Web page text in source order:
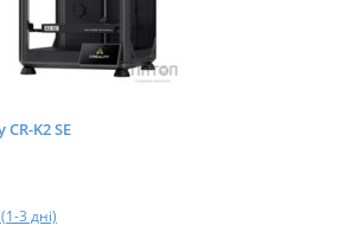
K2 SE
3 дні)